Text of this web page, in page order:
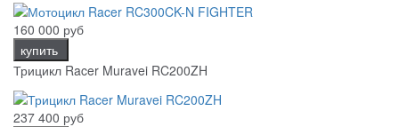
160 000 руб
купить
Трицикл Racer Muravei RC200ZH
237 400 руб